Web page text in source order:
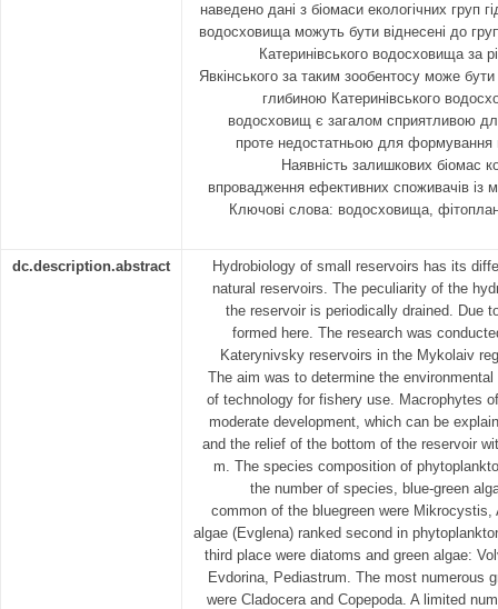
наведено дані з біомаси екологічних груп
водосховища можуть бути віднесені до
Катеринівського водосховища за
Явкінського за таким зообентосу може
глибиною Катеринівського
водосховищ є загалом сприятливою
проте недостатньою для формування
Наявність залишкових біомас
впровадження ефективних споживачів із
Ключові слова: водосховища,
dc.description.abstract
Hydrobiology of small reservoirs has its
natural reservoirs. The peculiarity of the
the reservoir is periodically drained. Due
formed here. The research was
Katerynivsky reservoirs in the Mykolaiv
The aim was to determine the
of technology for fishery use. Macrophytes
moderate development, which can be
and the relief of the bottom of the reservoir
m. The species composition of
the number of species, blue-green
common of the bluegreen were
algae (Evglena) ranked second in
third place were diatoms and green algae:
Evdorina, Pediastrum. The most numerous
were Cladocera and Copepoda. A limited